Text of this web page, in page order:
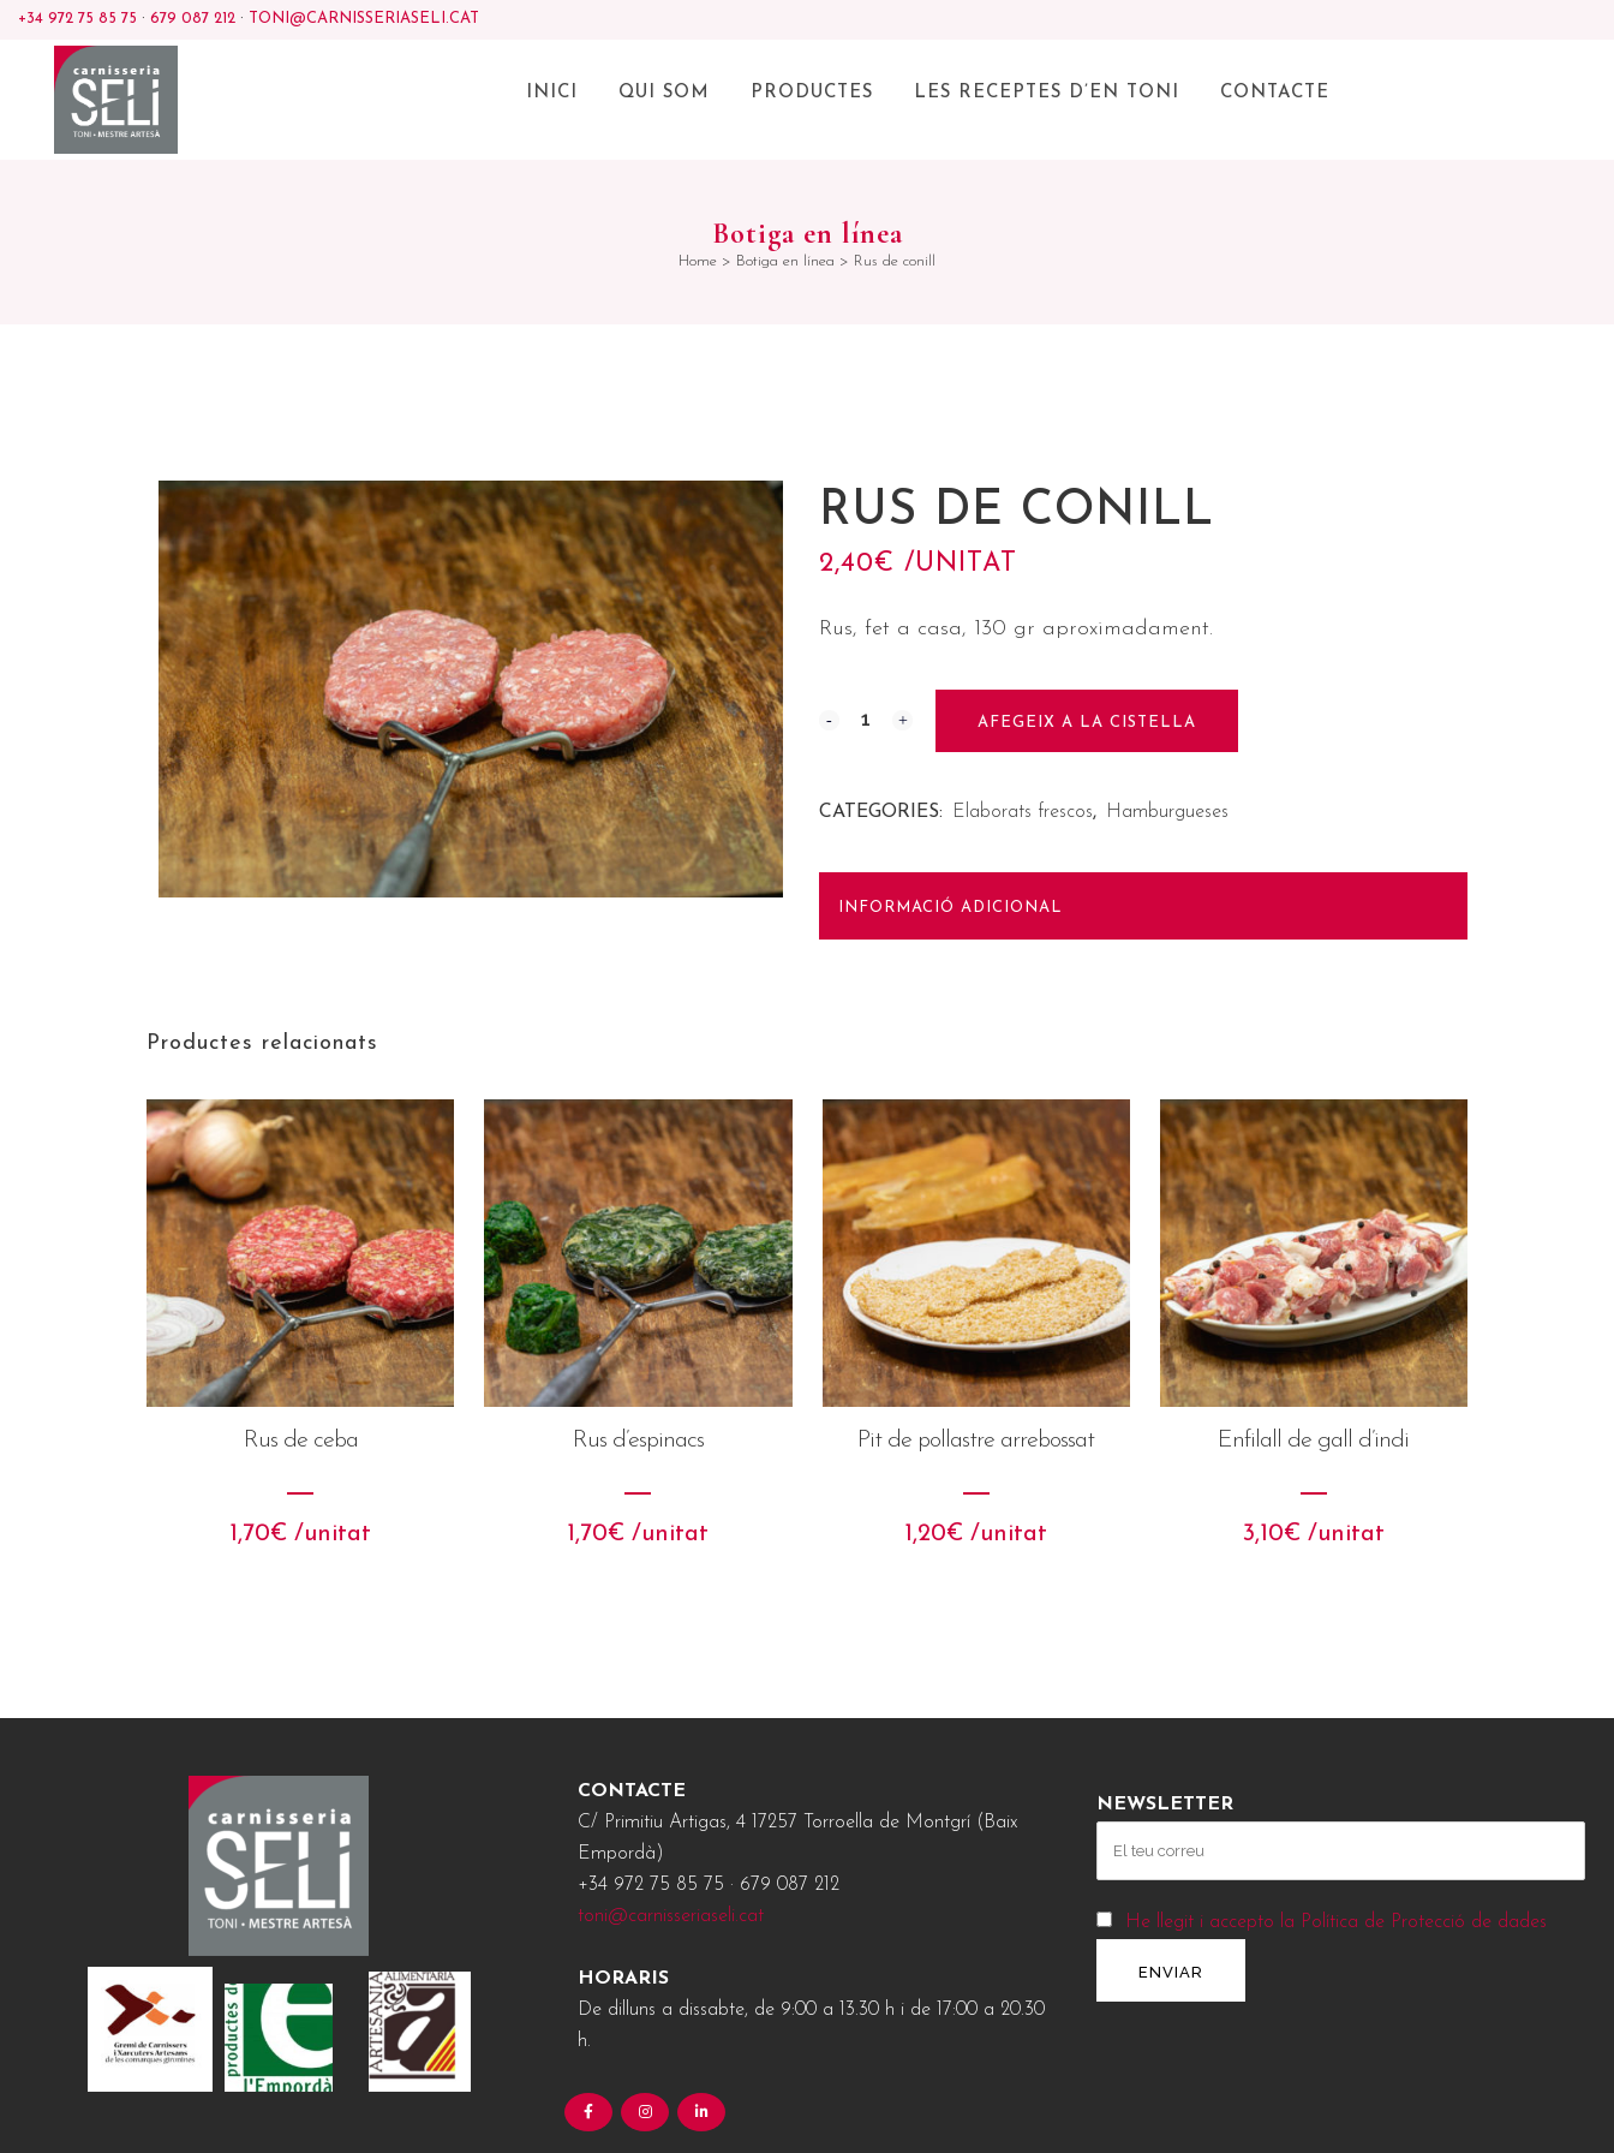
+34 972 75 85 75 · 679 087 212 · TONI@CARNISSERIASELI.CAT
INICI QUI SOM PRODUCTES LES RECEPTES D’EN TONI CONTACTE
Botiga en línea
Home > Botiga en línea > Rus de conill
RUS DE CONILL
2,40€ /UNITAT
Rus, fet a casa, 130 gr aproximadament.
AFEGEIX A LA CISTELLA
CATEGORIES: Elaborats frescos, Hamburgueses
INFORMACIÓ ADICIONAL
Productes relacionats
Rus de ceba
1,70€ /unitat
Rus d’espinacs
1,70€ /unitat
Pit de pollastre arrebossat
1,20€ /unitat
Enfilall de gall d’indi
3,10€ /unitat
CONTACTE
C/ Primitiu Artigas, 4 17257 Torroella de Montgrí (Baix
Empordà)
+34 972 75 85 75 · 679 087 212
toni@carnisseriaseli.cat
HORARIS
De dilluns a dissabte, de 9:00 a 13.30 h i de 17:00 a 20.30
h.
NEWSLETTER
He llegit i accepto la Política de Protecció de dades